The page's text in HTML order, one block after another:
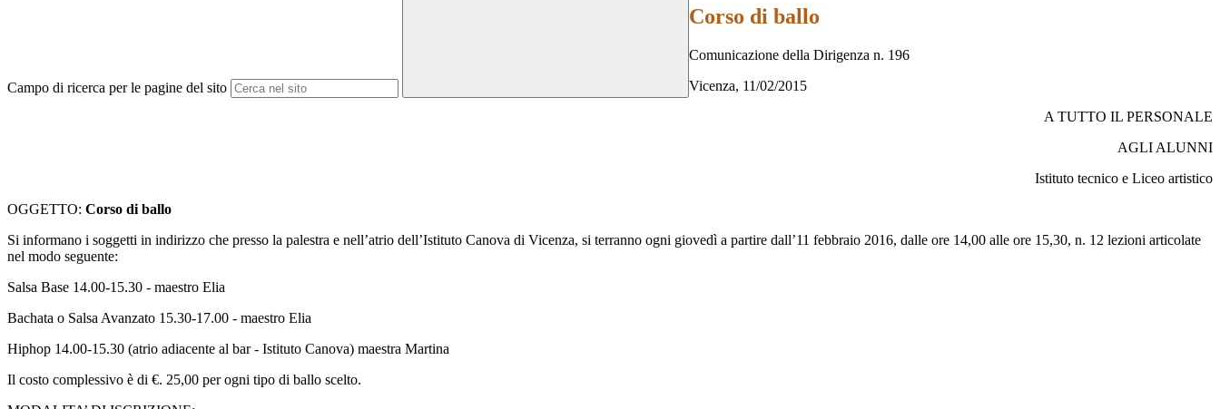
Campo di ricerca per le pagine del sito
Corso di ballo
Comunicazione della Dirigenza n. 196
Vicenza, 11/02/2015
A TUTTO IL PERSONALE
AGLI ALUNNI
Istituto tecnico e Liceo artistico
OGGETTO: Corso di ballo
Si informano i soggetti in indirizzo che presso la palestra e nell’atrio dell’Istituto Canova di Vicenza, si terranno ogni giovedì a partire dall’11 febbraio 2016, dalle ore 14,00 alle ore 15,30, n. 12 lezioni articolate
nel modo seguente:
Salsa Base 14.00-15.30 - maestro Elia
Bachata o Salsa Avanzato 15.30-17.00 - maestro Elia
Hiphop 14.00-15.30 (atrio adiacente al bar - Istituto Canova) maestra Martina
Il costo complessivo è di €. 25,00 per ogni tipo di ballo scelto.